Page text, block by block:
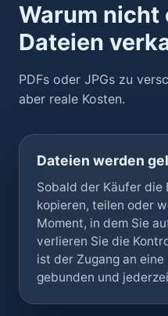
Warum nicht
Dateien
PDFs oder JPGs zu
aber reale Kosten.
Dateien werden
Sobald der Käufer die
kopieren, teilen oder
Moment, in dem Sie
verlieren Sie die
ist der Zugang an
gebunden und